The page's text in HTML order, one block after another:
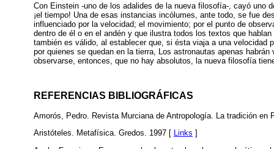
Con Einstein -uno de los adalides de la nueva filosofía-, cayó uno
¡el tiempo! Una de esas instancias incólumes, ante todo, se fue
influenciado por la velocidad; el movimiento; por el punto de
dentro de él o en el andén y que ilustra todos los textos que
también es válido, al establecer que, si ésta viaja a una velocidad
por quienes se quedan en la tierra, Los astronautas apenas
observarse, entonces, que no hay absolutos, la nueva filosofía
REFERENCIAS BIBLIOGRÁFICAS
Amorós, Pedro. Revista Murciana de Antropología. La tradición en
Aristóteles. Metafísica. Gredos. 1997 [ Links ]